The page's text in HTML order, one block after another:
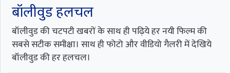
बॉलीवुड हलचल
बॉलीवुड की चटपटी खबरों के साथ ही पढ़िये हर नयी फिल्म की
सबसे सटीक समीक्षा। साथ ही फोटो और वीडियो गैलरी में देखिये
बॉलीवुड की हर हलचल।